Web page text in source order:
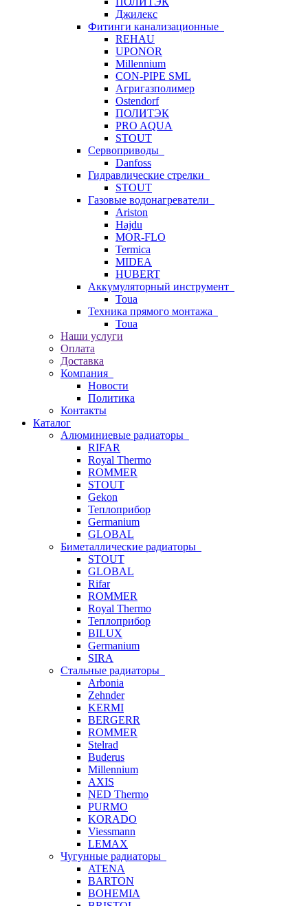
Джилекс
Фитинги канализационные
REHAU
UPONOR
Millennium
CON-PIPE SML
Агригазполимер
Ostendorf
ПОЛИТЭК
PRO AQUA
STOUT
Сервоприводы
Danfoss
Гидравлические стрелки
STOUT
Газовые водонагреватели
Ariston
Hajdu
MOR-FLO
Termica
MIDEA
HUBERT
Аккумуляторный инструмент
Toua
Техника прямого монтажа
Toua
Наши услуги
Оплата
Доставка
Компания
Новости
Политика
Контакты
Каталог
Алюминиевые радиаторы
RIFAR
Royal Thermo
ROMMER
STOUT
Gekon
Теплоприбор
Germanium
GLOBAL
Биметаллические радиаторы
STOUT
GLOBAL
Rifar
ROMMER
Royal Thermo
Теплоприбор
BILUX
Germanium
SIRA
Стальные радиаторы
Arbonia
Zehnder
KERMI
BERGERR
ROMMER
Stelrad
Buderus
Millennium
AXIS
NED Thermo
PURMO
KORADO
Viessmann
LEMAX
Чугунные радиаторы
ATENA
BARTON
BOHEMIA